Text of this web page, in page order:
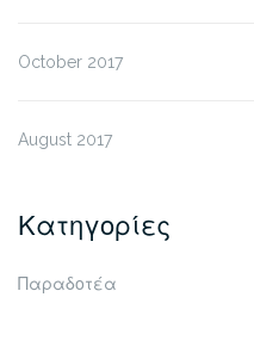
October 2017
August 2017
Κατηγορίες
Παραδοτέα